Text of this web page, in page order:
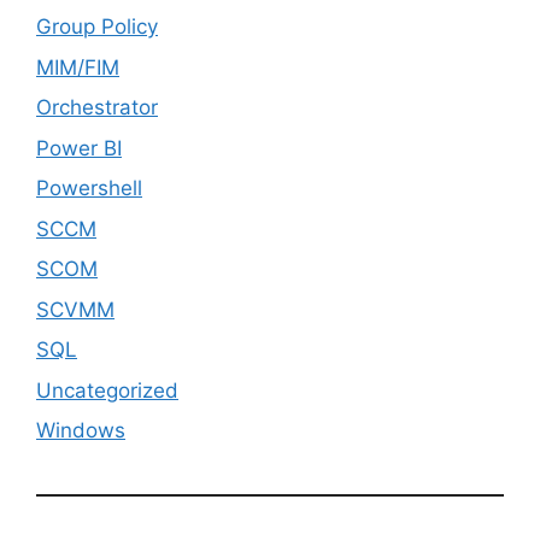
Group Policy
MIM/FIM
Orchestrator
Power BI
Powershell
SCCM
SCOM
SCVMM
SQL
Uncategorized
Windows